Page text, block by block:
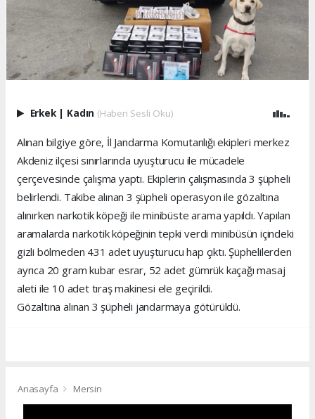
Erkek | Kadın (Haberi Sesli Oku)
Alınan bilgiye göre, İl Jandarma Komutanlığı ekipleri merkez
Akdeniz ilçesi sınırlarında uyuşturucu ile mücadele
çerçevesinde çalışma yaptı. Ekiplerin çalışmasında 3 şüpheli
belirlendi. Takibe alınan 3 şüpheli operasyon ile gözaltına
alınırken narkotik köpeği ile minibüste arama yapıldı. Yapılan
aramalarda narkotik köpeğinin tepki verdi minibüsün içindeki
gizli bölmeden 431 adet uyuşturucu hap çıktı. Şüphelilerden
ayrıca 20 gram kubar esrar, 52 adet gümrük kaçağı masaj
aleti ile 10 adet tıraş makinesi ele geçirildi.
Gözaltına alınan 3 şüpheli jandarmaya götürüldü.
Anasayfa Mersin